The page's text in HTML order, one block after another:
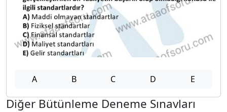
A B C D E
Diğer Bütünleme Deneme Sınavları